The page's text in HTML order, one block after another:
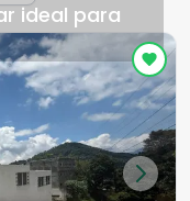
ideal para